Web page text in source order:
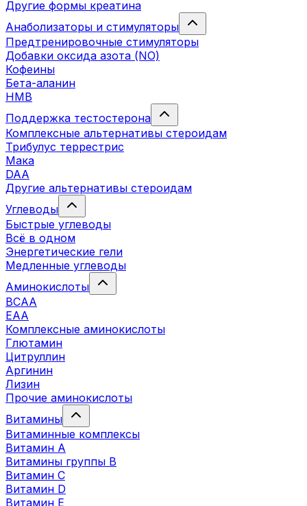
Другие формы креатина
Анаболизаторы и стимуляторы
Предтренировочные стимуляторы
Добавки оксида азота (NO)
Кофеины
Бета-аланин
HMB
Поддержка тестостерона
Комплексные альтернативы стероидам
Трибулус террестрис
Мака
DAA
Другие альтернативы стероидам
Углеводы
Быстрые углеводы
Всё в одном
Энергетические гели
Медленные углеводы
Аминокислоты
BCAA
EAA
Комплексные аминокислоты
Глютамин
Цитруллин
Аргинин
Лизин
Прочие аминокислоты
Витамины
Витаминные комплексы
Витамин А
Витамины группы В
Витамин C
Витамин D
Витамин Е